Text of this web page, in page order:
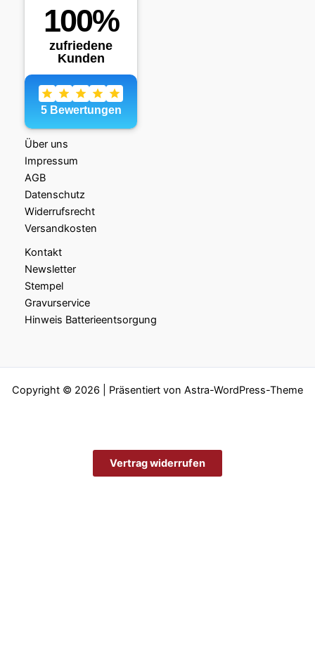
Über uns
Impressum
AGB
Datenschutz
Widerrufsrecht
Versandkosten
Kontakt
Newsletter
Stempel
Gravurservice
Hinweis Batterieentsorgung
Copyright © 2026 | Präsentiert von Astra-WordPress-Theme
Vertrag widerrufen